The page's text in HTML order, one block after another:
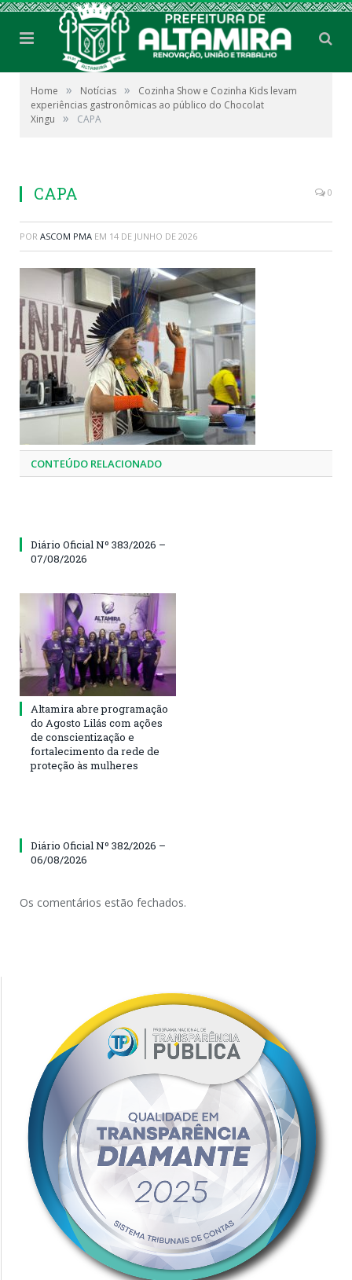
Home » Notícias »
Cozinha Show e Cozinha Kids levam
experiências gastronômicas ao público do Chocolat
Xingu
» CAPA
CAPA 0
POR ASCOM PMA EM 14 DE JUNHO DE 2026
CONTEÚDO RELACIONADO
Diário Oficial Nº 383/2026 –
07/08/2026
Altamira abre programação
do Agosto Lilás com ações
de conscientização e
fortalecimento da rede de
proteção às mulheres
Diário Oficial Nº 382/2026 –
06/08/2026
Os comentários estão fechados.